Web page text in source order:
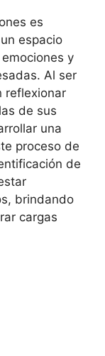
es
espacio
y
Al ser
reflexionar
de sus
una
proceso de
de
brindando
cargas